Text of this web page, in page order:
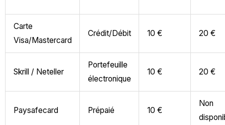
Carte
Visa/Mastercard
Crédit/Débit 10 € 20 €
Skrill / Neteller
Portefeuille
électronique
10 € 20 €
Paysafecard Prépaié 10 €
Non